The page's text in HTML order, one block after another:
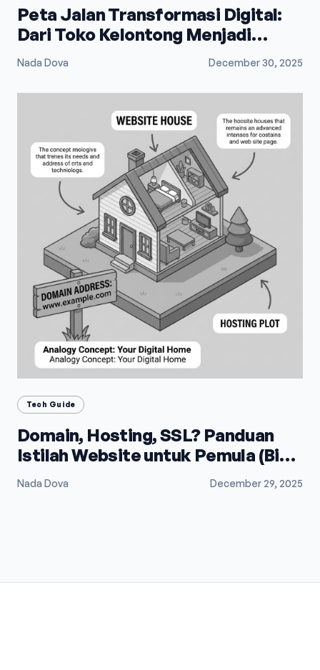
Peta Jalan Transformasi Digital:
Dari Toko Kelontong Menjadi
Raksasa E-Commerce
Nada Dova December 30, 2025
Tech Guide
Domain, Hosting, SSL? Panduan
Istilah Website untuk Pemula (Biar
Gak Bingung)
Nada Dova December 29, 2025